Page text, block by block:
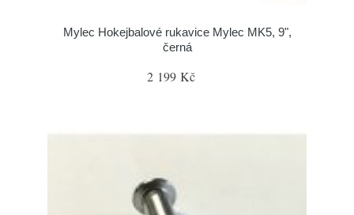
Mylec Hokejbalové rukavice Mylec MK5, 9",
černá
2 199 Kč